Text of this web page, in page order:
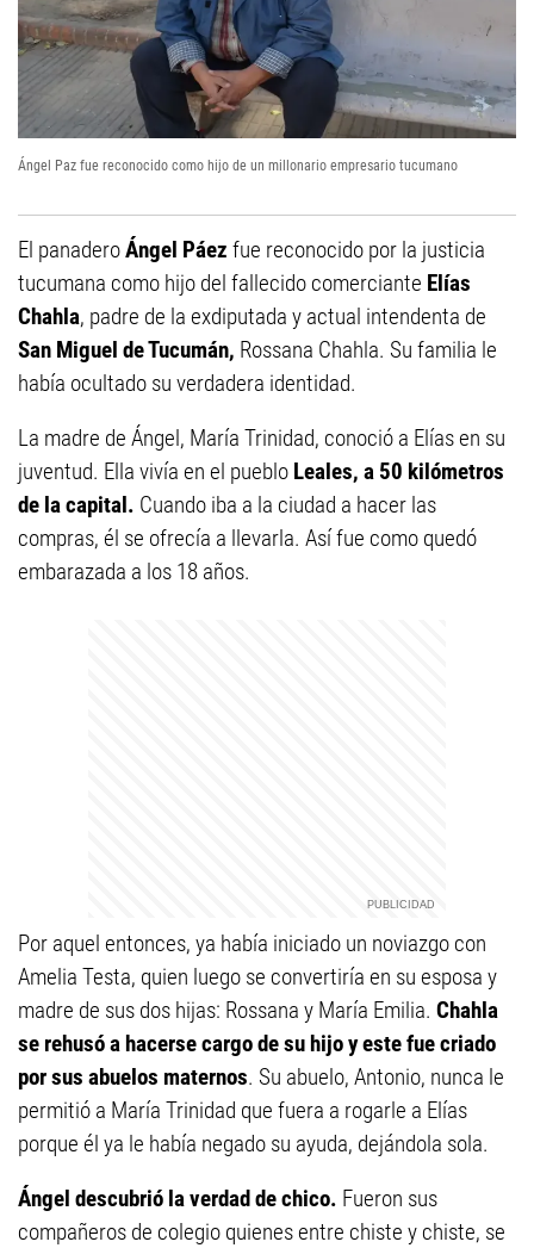
Ángel Paz fue reconocido como hijo de un millonario empresario tucumano
El panaderoÁngel Páez fue reconocido por la justicia
tucumana como hijo del fallecido comerciante Elías
Chahla, padre de la exdiputada y actual intendenta de
San Miguel de Tucumán, Rossana Chahla. Su familia le
había ocultado su verdadera identidad.
La madre de Ángel, María Trinidad, conoció a Elías en su
juventud. Ella vivía en el pueblo Leales, a 50 kilómetros
de la capital. Cuando iba a la ciudad a hacer las
compras, él se ofrecía a llevarla. Así fue como quedó
embarazada a los 18 años.
Por aquel entonces, ya había iniciado un noviazgo con
Amelia Testa, quien luego se convertiría en su esposa y
madre de sus dos hijas: Rossana y María Emilia. Chahla
se rehusó a hacerse cargo de su hijo y este fue criado
por sus abuelos maternos. Su abuelo, Antonio, nunca le
permitió a María Trinidad que fuera a rogarle a Elías
porque él ya le había negado su ayuda, dejándola sola.
Ángel descubrió la verdad de chico. Fueron sus
compañeros de colegio quienes entre chiste y chiste, se